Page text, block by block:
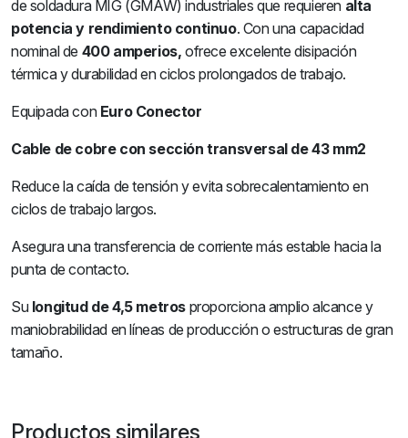
de soldadura MIG (GMAW) industriales que requieren alta
potencia y rendimiento continuo. Con una capacidad
nominal de 400 amperios, ofrece excelente disipación
térmica y durabilidad en ciclos prolongados de trabajo.
Equipada con Euro Conector
Cable de cobre con sección transversal de 43 mm2
Reduce la caída de tensión y evita sobrecalentamiento en
ciclos de trabajo largos.
Asegura una transferencia de corriente más estable hacia la
punta de contacto.
Su longitud de 4,5 metros proporciona amplio alcance y
maniobrabilidad en líneas de producción o estructuras de gran
tamaño.
Productos similares